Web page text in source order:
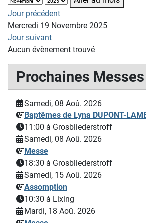
Jour précédent
Mercredi 19 Novembre 2025
Jour suivant
Aucun évènement trouvé
Prochaines Messes
Samedi, 08 Aoû. 2026
Baptêmes de Lyna DUPONT-
11:00 à Grosbliederstroff
Samedi, 08 Aoû. 2026
Messe
18:30 à Grosbliederstroff
Samedi, 15 Aoû. 2026
Assomption
10:30 à Lixing
Mardi, 18 Aoû. 2026